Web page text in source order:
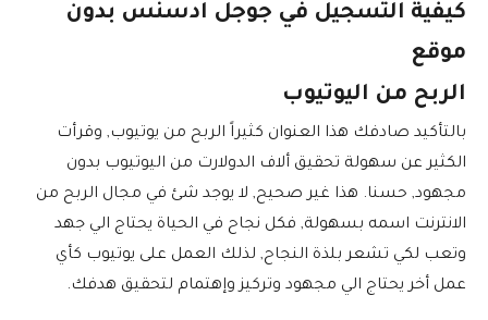
كيفية التسجيل في جوجل ادسنس بدون
موقع
الربح من اليوتيوب
بالتأكيد صادفك هذا العنوان كثيراً الربح من يوتيوب, وقرأت
الكثير عن سهولة تحقيق ألاف الدولارت من اليوتيوب بدون
مجهود, حسنا. هذا غير صحيح, لا يوجد شئ في مجال الربح من
الانترنت اسمه بسهولة, فكل نجاح في الحياة يحتاج الي جهد
وتعب لكي تشعر بلذة النجاح, لذلك العمل على يوتيوب كأي
عمل أخر يحتاج الي مجهود وتركيز وإهتمام لتحقيق هدفك.